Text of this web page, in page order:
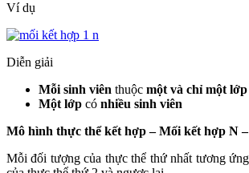
Ví dụ
Diễn giải
Mỗi sinh viên thuộc một và chỉ một lớp
Một lớp có nhiều sinh viên
Mô hình thực thể kết hợp –Mối kết hợp N
Mỗi đối tượng của thực thể thứ nhất tương